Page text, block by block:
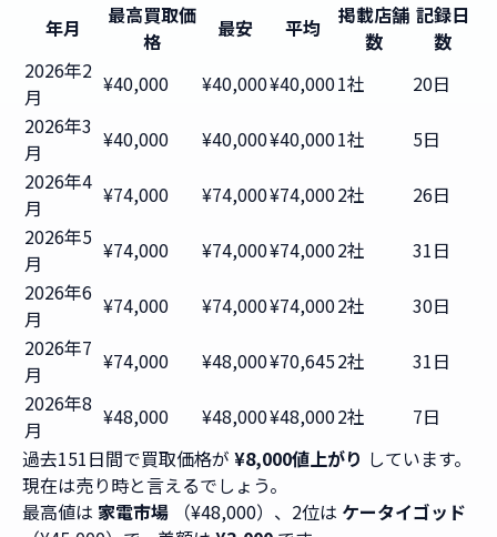
年月
最高買取価
格
最安 平均
掲載店舗
数
記録日
数
2026年2
月
¥40,000 ¥40,000¥40,0001社
20日
2026年3
月
¥40,000 ¥40,000¥40,0001社
5日
2026年4
月
¥74,000 ¥74,000¥74,0002社
26日
2026年5
月
¥74,000 ¥74,000¥74,0002社
31日
2026年6
月
¥74,000 ¥74,000¥74,0002社
30日
2026年7
月
¥74,000 ¥48,000¥70,6452社
31日
2026年8
月
¥48,000 ¥48,000¥48,0002社
7日
過去151日間で買取価格が ¥8,000値上がり しています。
現在は売り時と言えるでしょう。
最高値は 家電市場 （¥48,000）、2位は ケータイゴッド